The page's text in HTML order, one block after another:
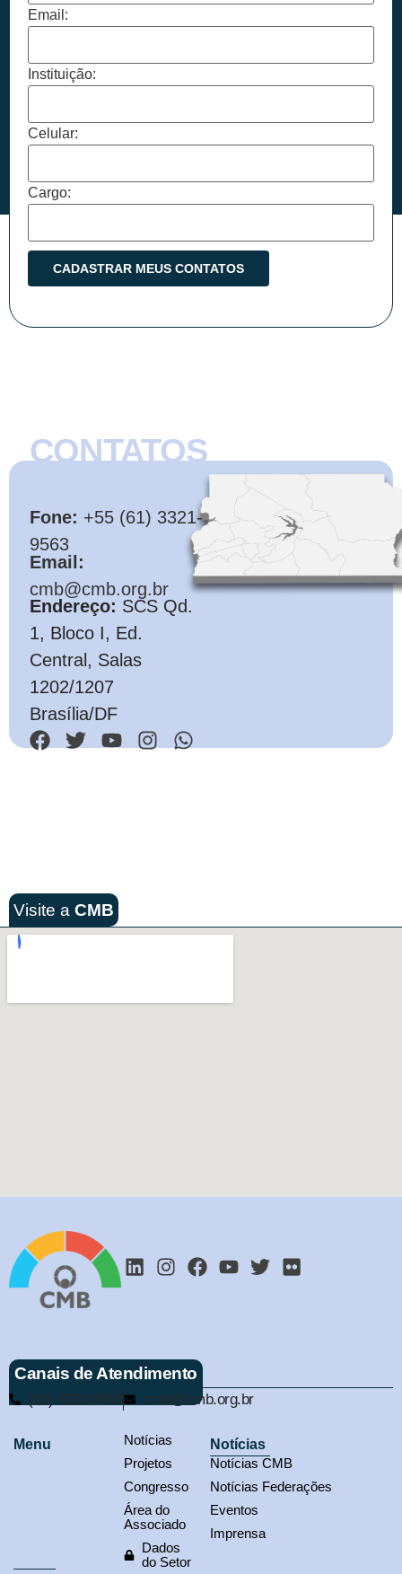
Email:
Instituição:
Celular:
Cargo:
CONTATOS
Fone: +55 (61) 3321-
9563
Email:
cmb@cmb.org.br
Endereço: SCS Qd.
1, Bloco I, Ed.
Central, Salas
1202/1207
Brasília/DF
Visite a CMB
Canais de Atendimento
(61) 3321-9563 cmb@cmb.org.br
Menu
Notícias
Projetos
Congresso
Área do
Associado
Dados
do Setor
Notícias
Notícias CMB
Notícias Federações
Eventos
Imprensa